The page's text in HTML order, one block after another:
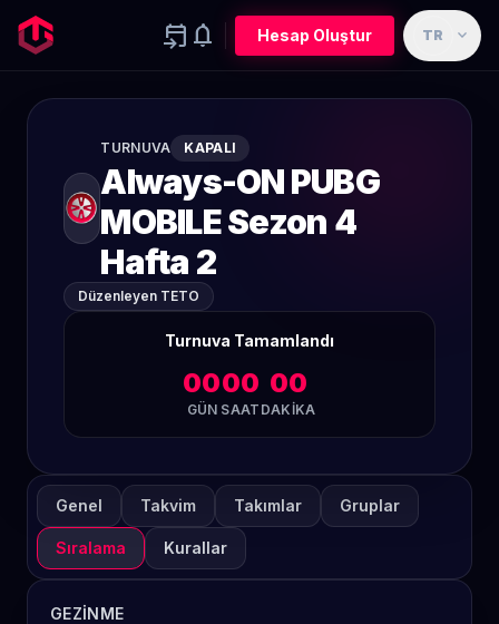
event_upcoming notifications Hesap Oluştur TR expand_more
TURNUVA KAPALI
Always-ON PUBG
MOBILE Sezon 4
Hafta 2
Düzenleyen TETO
Turnuva Tamamlandı
00
GÜN
00
SAAT
00
DAKIKA
Genel Takvim Takımlar Gruplar
Sıralama Kurallar
GEZINME